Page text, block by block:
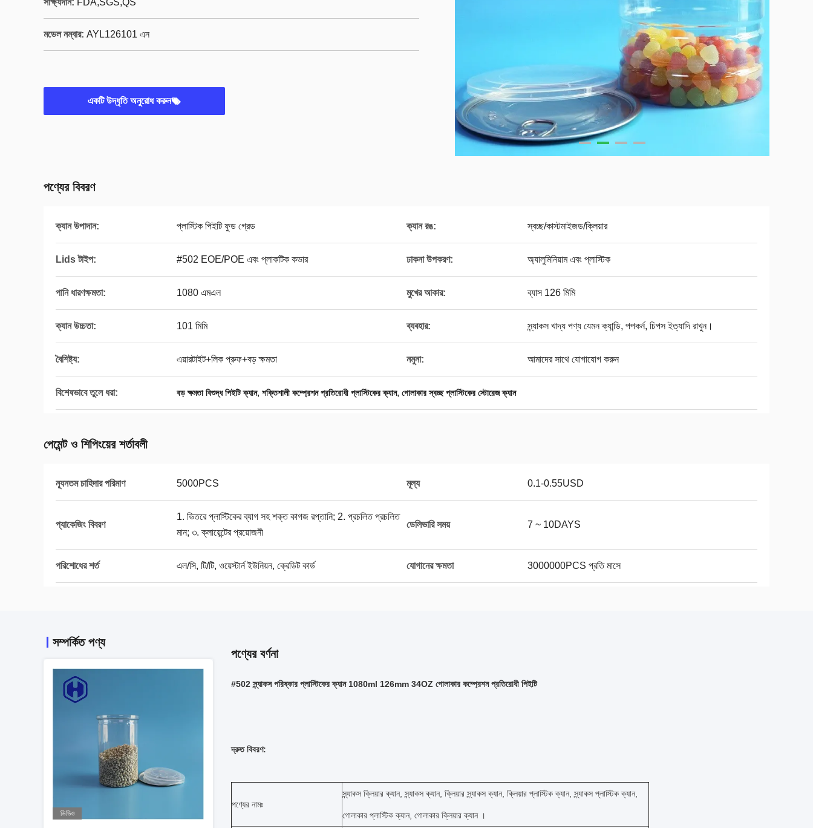
সাক্ষ্যদান: FDA,SGS,QS
মডেল নম্বার: AYL126101 এন
একটি উদ্ধৃতি অনুরোধ করুন
পণ্যের বিবরণ
ক্যান উপাদান: প্লাস্টিক পিইটি ফুড গ্রেড ক্যান রঙ: স্বচ্ছ/কাস্টমাইজড/ক্লিয়ার
Lids টাইপ: #502 EOE/POE এবং প্লাকটিক কভার ঢাকনা উপকরণ: অ্যালুমিনিয়াম এবং প্লাস্টিক
পানি ধারণক্ষমতা: 1080 এমএল মুখের আকার: ব্যাস 126 মিমি
ক্যান উচ্চতা: 101 মিমি ব্যবহার: স্ন্যাকস খাদ্য পণ্য যেমন ক্যান্ডি, পপকর্ন, চিপস ইত্যাদি রাখুন।
বৈশিষ্ট্য: এয়ারটাইট+লিক প্রুফ+বড় ক্ষমতা নমুনা: আমাদের সাথে যোগাযোগ করুন
বিশেষভাবে তুলে ধরা: বড় ক্ষমতা বিশুদ্ধ পিইটি ক্যান, শক্তিশালী কম্প্রেশন প্রতিরোধী প্লাস্টিকের ক্যান, গোলাকার স্বচ্ছ প্লাস্টিকের স্টোরেজ ক্যান
পেমেন্ট ও শিপিংয়ের শর্তাবলী
ন্যূনতম চাহিদার পরিমাণ 5000PCS মূল্য 0.1-0.55USD
প্যাকেজিং বিবরণ
1. ভিতরে প্লাস্টিকের ব্যাগ সহ শক্ত কাগজ রপ্তানি; 2. প্রচলিত প্রচলিত
মান; ৩. ক্লায়েন্টের প্রয়োজনী
ডেলিভারি সময় 7 ~ 10DAYS
পরিশোধের শর্ত এল/সি, টি/টি, ওয়েস্টার্ন ইউনিয়ন, ক্রেডিট কার্ড যোগানের ক্ষমতা 3000000PCS প্রতি মাসে
সম্পর্কিত পণ্য
ভিডিও
পণ্যের বর্ণনা
#502 স্ন্যাকস পরিষ্কার প্লাস্টিকের ক্যান 1080ml 126mm 34OZ গোলাকার কম্প্রেশন প্রতিরোধী পিইটি
দ্রুত বিবরণ:
পণ্যের নামঃ
স্ন্যাকস ক্লিয়ার ক্যান, স্ন্যাকস ক্যান, ক্লিয়ার স্ন্যাকস ক্যান, ক্লিয়ার প্লাস্টিক ক্যান, স্ন্যাকস প্লাস্টিক ক্যান,
গোলাকার প্লাস্টিক ক্যান, গোলাকার ক্লিয়ার ক্যান ।